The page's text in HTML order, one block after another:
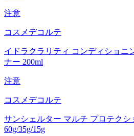
注意
コスメデコルテ
イドラクラリティ コンディショニ
ナー 200ml
注意
コスメデコルテ
サンシェルター マルチ プロテクシ
60g/35g/15g